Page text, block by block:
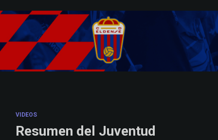
VIDEOS
Resumen del Juventud